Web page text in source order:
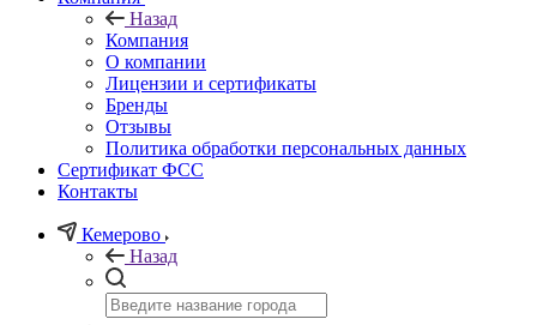
Назад
Компания
О компании
Лицензии и сертификаты
Бренды
Отзывы
Политика обработки персональных данных
Сертификат ФСС
Контакты
Кемерово
Назад